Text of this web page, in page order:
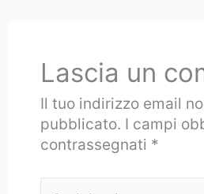
Lascia un
Il tuo indirizzo email
pubblicato. I campi
contrassegnati *